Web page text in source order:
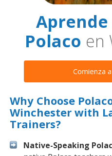
Polaco en
Comienza
Why Choose
Winchester with
Trainers?
Native-Speaking